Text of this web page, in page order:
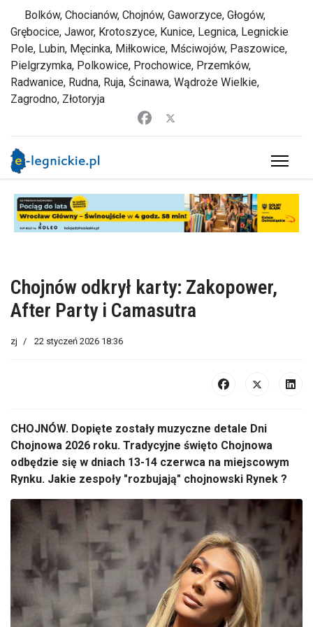
Bolków, Chocianów, Chojnów, Gaworzyce, Głogów,
Grębocice, Jawor, Krotoszyce, Kunice, Legnica, Legnickie
Pole, Lubin, Męcinka, Miłkowice, Mściwojów, Paszowice,
Pielgrzymka, Polkowice, Prochowice, Przemków,
Radwanice, Rudna, Ruja, Ścinawa, Wądroże Wielkie,
Zagrodno, Złotoryja
Chojnów odkrył karty: Zakopower,
After Party i Camasutra
zj 22 styczeń 2026 18:36
CHOJNÓW. Dopięte zostały muzyczne detale Dni
Chojnowa 2026 roku. Tradycyjne święto Chojnowa
odbędzie się w dniach 13-14 czerwca na miejscowym
Rynku. Jakie zespoły "rozbujają" chojnowski Rynek ?